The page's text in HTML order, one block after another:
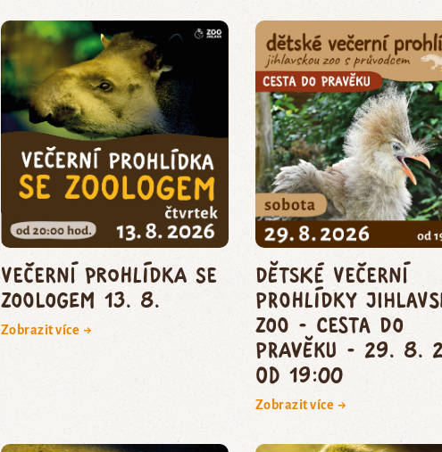
Večerní prohlídka se
zoologem 13. 8.
Zobrazit více →
dětské večerní
prohlídky
zoo - CESTA DO
PRAVĚKU - 29. 8.
od 19:00
Zobrazit více →